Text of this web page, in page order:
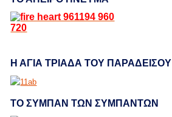
Η ΑΓΙΑ ΤΡΙΑΔΑ ΤΟΥ ΠΑΡΑΔΕΙΣΟΥ
ΤΟ ΣΥΜΠΑΝ ΤΩΝ ΣΥΜΠΑΝΤΩΝ